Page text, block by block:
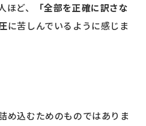
ど、
「全部を正確に訳さな
に苦しんでいるように感じま
め込むためのものではありま